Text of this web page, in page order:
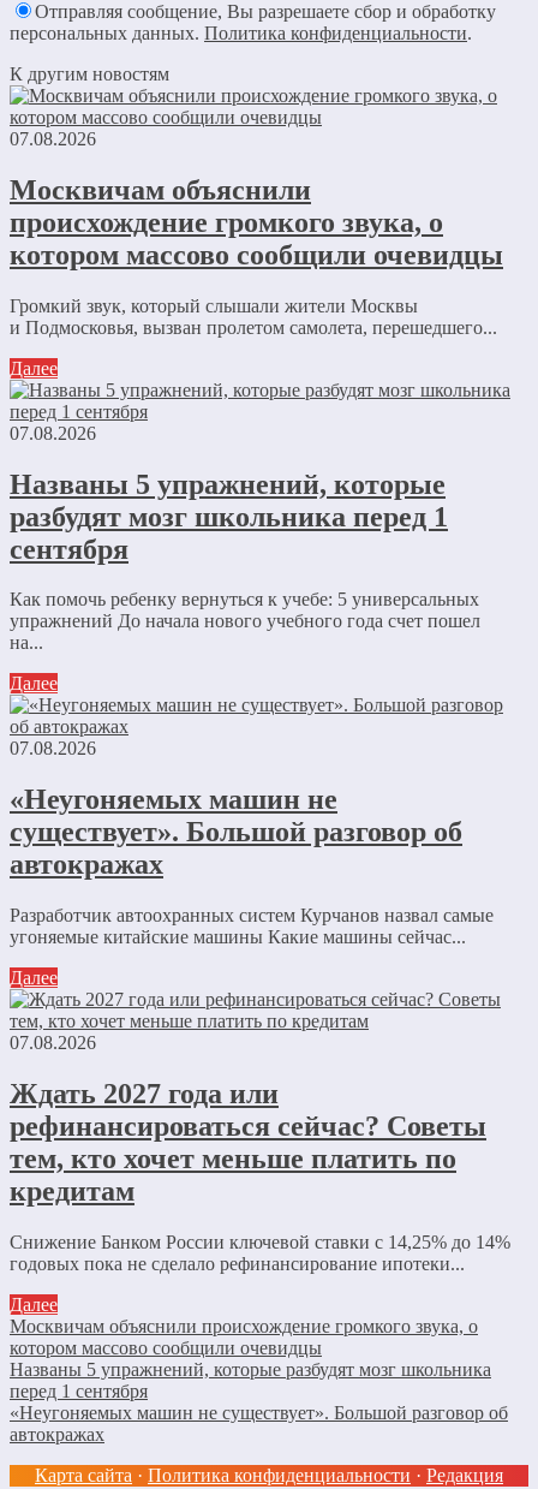
Отправляя сообщение, Вы разрешаете сбор и обработку
персональных данных. Политика конфиденциальности.
К другим новостям
07.08.2026
Москвичам объяснили
происхождение громкого звука, о
котором массово сообщили очевидцы
Громкий звук, который слышали жители Москвы
и Подмосковья, вызван пролетом самолета, перешедшего...
Далее
07.08.2026
Названы 5 упражнений, которые
разбудят мозг школьника перед 1
сентября
Как помочь ребенку вернуться к учебе: 5 универсальных
упражнений До начала нового учебного года счет пошел
на...
Далее
07.08.2026
«Неугоняемых машин не
существует». Большой разговор об
автокражах
Разработчик автоохранных систем Курчанов назвал самые
угоняемые китайские машины Какие машины сейчас...
Далее
07.08.2026
Ждать 2027 года или
рефинансироваться сейчас? Советы
тем, кто хочет меньше платить по
кредитам
Снижение Банком России ключевой ставки с 14,25% до 14%
годовых пока не сделало рефинансирование ипотеки...
Далее
Москвичам объяснили происхождение громкого звука, о
котором массово сообщили очевидцы
Названы 5 упражнений, которые разбудят мозг школьника
перед 1 сентября
«Неугоняемых машин не существует». Большой разговор об
автокражах
Карта сайта · Политика конфиденциальности · Редакция